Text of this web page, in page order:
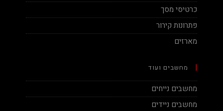
כרטיסי מסך
פתרונות קירור
מארזים
מחשבים ועוד
מחשבים נייחים
מחשבים ניידים